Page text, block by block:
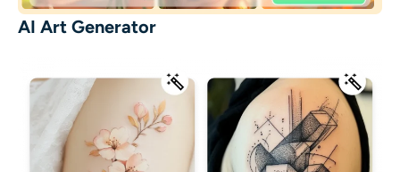
AI Art Generator